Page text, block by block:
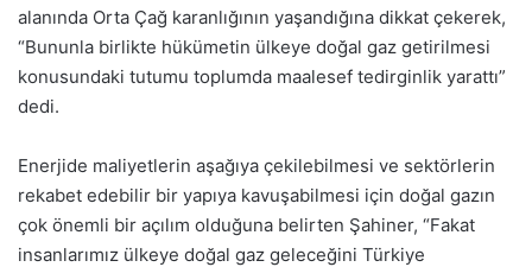
alanında Orta Çağ karanlığının yaşandığına dikkat çekerek,
“Bununla birlikte hükümetin ülkeye doğal gaz getirilmesi
konusundaki tutumu toplumda maalesef tedirginlik yarattı”
dedi.
Enerjide maliyetlerin aşağıya çekilebilmesi ve sektörlerin
rekabet edebilir bir yapıya kavuşabilmesi için doğal gazın
çok önemli bir açılım olduğuna belirten Şahiner, “Fakat
insanlarımız ülkeye doğal gaz geleceğini Türkiye